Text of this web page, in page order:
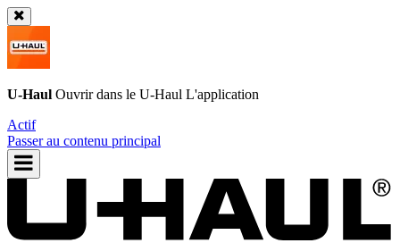
U-Haul Ouvrir dans le U-Haul L'application
Actif
Passer au contenu principal